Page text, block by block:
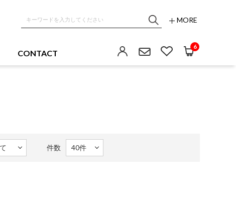
MORE
CONTACT
6
件数